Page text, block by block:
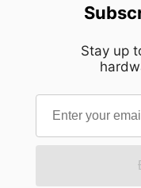
Stay up